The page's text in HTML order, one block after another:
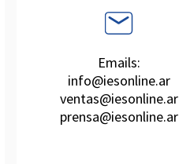
Emails:
info@iesonline.ar
ventas@iesonline.ar
prensa@iesonline.ar